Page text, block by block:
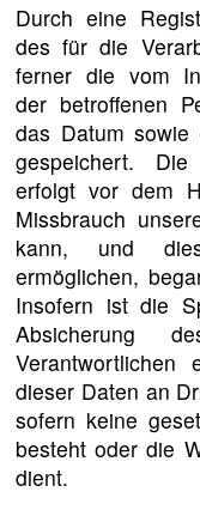
Durch eine
des für die
ferner die vom
der betroffenen
das Datum sowie
gespeichert.
erfolgt vor dem
Missbrauch
kann, und
ermöglichen,
Insofern ist die
Absicherung
Verantwortlichen
dieser Daten an
sofern keine
besteht oder die
dient.